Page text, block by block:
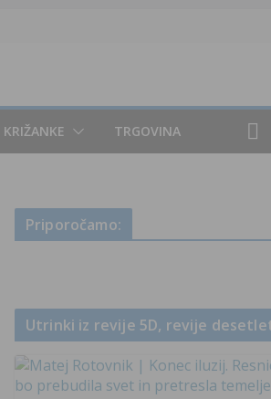
KRIŽANKE TRGOVINA
Priporočamo:
Utrinki iz revije 5D, revije